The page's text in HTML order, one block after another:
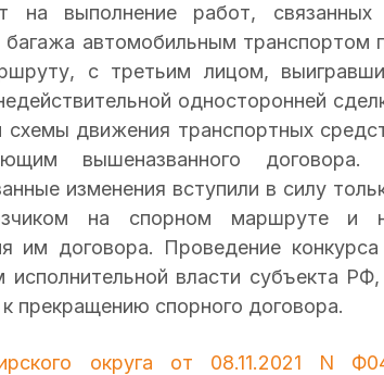
на выполнение работ,
автомобильным транспортом
с третьим лицом,
односторонней
движения транспортных
вышеназванного договора.
изменения вступили в силу
на спорном маршруте и
им договора. Проведение
исполнительной власти субъекта
прекращению спорного договора.
округа от 08.11.2021 N